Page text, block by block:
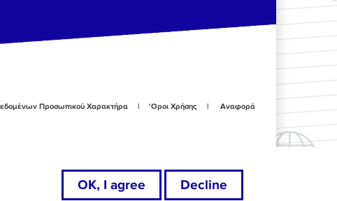
Προσωπικού Χαρακτήρα 'Οροι Χρήσης Αναφορά
OK, I agree Decline